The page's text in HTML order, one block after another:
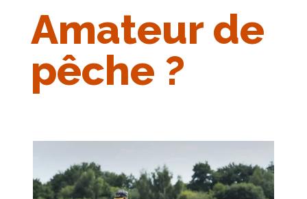
Amateur de
pêche ?